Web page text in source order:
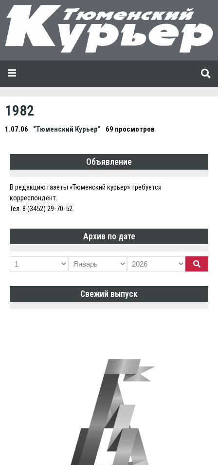
1982
1.07.06 "Тюменский Курьер" 69 просмотров
Объявление
В редакцию газеты «Тюменский курьер» требуется
корреспондент.
Тел. 8 (3452) 29-70-52.
Архив по дате
Свежий выпуск